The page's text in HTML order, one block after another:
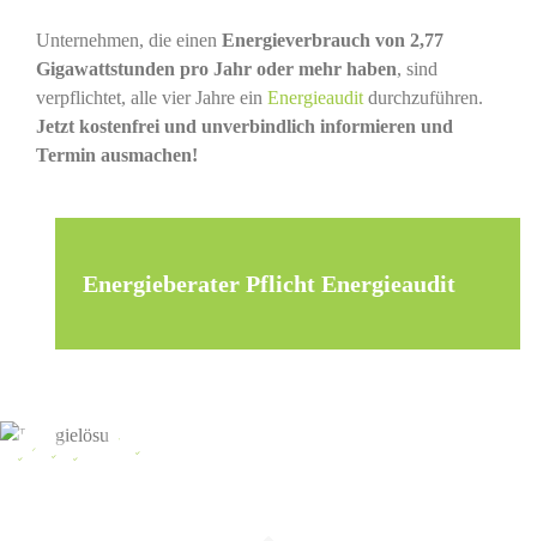
Unternehmen, die einen Energieverbrauch von 2,77
Gigawattstunden pro Jahr oder mehr haben, sind
verpflichtet, alle vier Jahre ein Energieaudit durchzuführen.
Jetzt kostenfrei und unverbindlich informieren und
Termin ausmachen!
Energieberater Pflicht Energieaudit